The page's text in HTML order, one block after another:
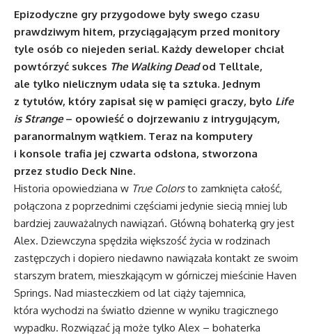
Epizodyczne gry przygodowe były swego czasu
prawdziwym hitem, przyciągającym przed monitory
tyle osób co niejeden serial. Każdy deweloper chciał
powtórzyć sukces The Walking Deadod Telltale,
ale tylko nielicznym udała się ta sztuka. Jednym
z tytułów, który zapisał się w pamięci graczy, było Life
is Strange– opowieść o dojrzewaniu z intrygującym,
paranormalnym wątkiem. Teraz na komputery
i konsole trafia jej czwarta odsłona, stworzona
przez studio Deck Nine.
Historia opowiedziana w True Colorsto zamknięta całość,
połączona z poprzednimi częściami jedynie siecią mniej lub
bardziej zauważalnych nawiązań. Główną bohaterką gry jest
Alex. Dziewczyna spędziła większość życia w rodzinach
zastępczych i dopiero niedawno nawiązała kontakt ze swoim
starszym bratem, mieszkającym w górniczej mieścinie Haven
Springs. Nad miasteczkiem od lat ciąży tajemnica,
która wychodzi na światło dzienne w wyniku tragicznego
wypadku. Rozwiązać ją może tylko Alex – bohaterka